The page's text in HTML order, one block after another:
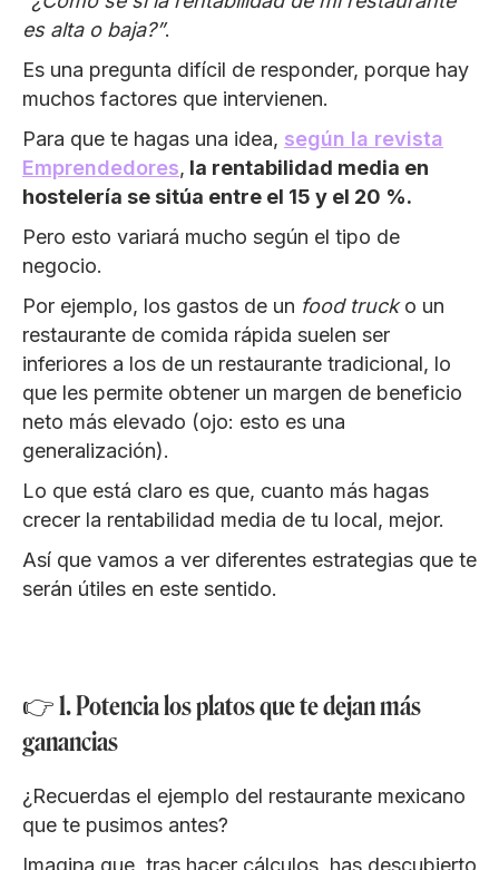
es alta o baja?”.
Es una pregunta difícil de responder, porque hay
muchos factores que intervienen.
Para que te hagas una idea, según la revista
Emprendedores, la rentabilidad media en
hostelería se sitúa entre el 15 y el 20 %.
Pero esto variará mucho según el tipo de
negocio.
Por ejemplo, los gastos de un food trucko un
restaurante de comida rápida suelen ser
inferiores a los de un restaurante tradicional, lo
que les permite obtener un margen de beneficio
neto más elevado (ojo: esto es una
generalización).
Lo que está claro es que, cuanto más hagas
crecer la rentabilidad media de tu local, mejor.
Así que vamos a ver diferentes estrategias que te
serán útiles en este sentido.
👉 1. Potencia los platos que te dejan más
ganancias
¿Recuerdas el ejemplo del restaurante mexicano
que te pusimos antes?
Imagina que, tras hacer cálculos, has descubierto